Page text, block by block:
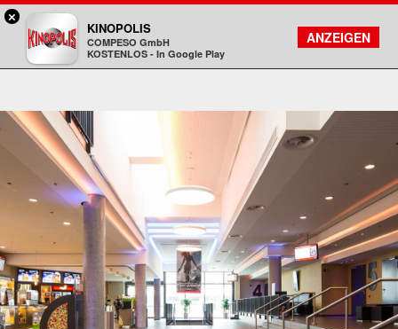
Kinopolis
FILMSUCHE
KONTO
×
KINOPOLIS
COMPESO GmbH
KOSTENLOS - In Google Play
ANZEIGEN